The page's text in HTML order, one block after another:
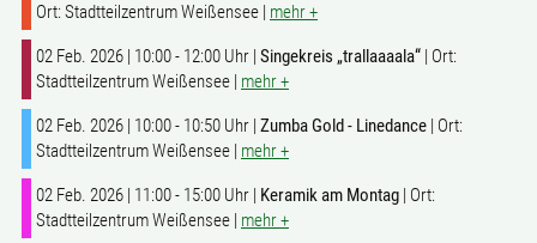
Ort: Stadtteilzentrum Weißensee | mehr +
02 Feb. 2026 | 10:00 - 12:00 Uhr | Singekreis „trallaaaala“ | Ort:
Stadtteilzentrum Weißensee | mehr +
02 Feb. 2026 | 10:00 - 10:50 Uhr | Zumba Gold - Linedance | Ort:
Stadtteilzentrum Weißensee | mehr +
02 Feb. 2026 | 11:00 - 15:00 Uhr | Keramik am Montag | Ort:
Stadtteilzentrum Weißensee | mehr +